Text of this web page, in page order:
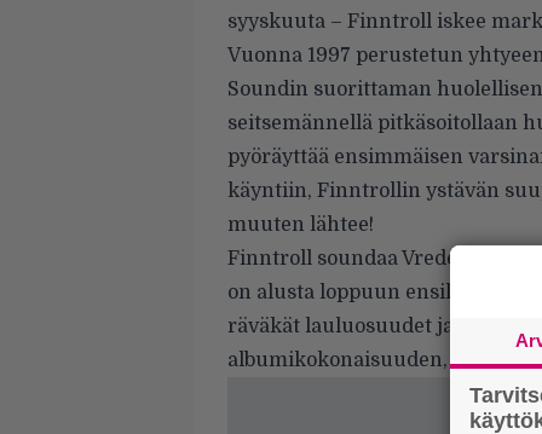
syyskuuta – Finntroll iskee
Vuonna 1997 perustetun
Soundin suorittaman
seitsemännellä pitkäsoitollaan
pyöräyttää ensimmäisen
käyntiin, Finntrollin ystävän
muuten lähtee!
Finntroll soundaa
on alusta loppuun
räväkät lauluosuudet ja
albumikokonaisuuden, joka